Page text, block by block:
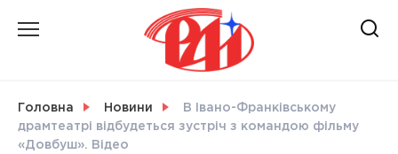
СВІТ
Головна Новини
В Івано-Франківському
драмтеатрі відбудеться зустріч з командою фільму
«Довбуш». Відео